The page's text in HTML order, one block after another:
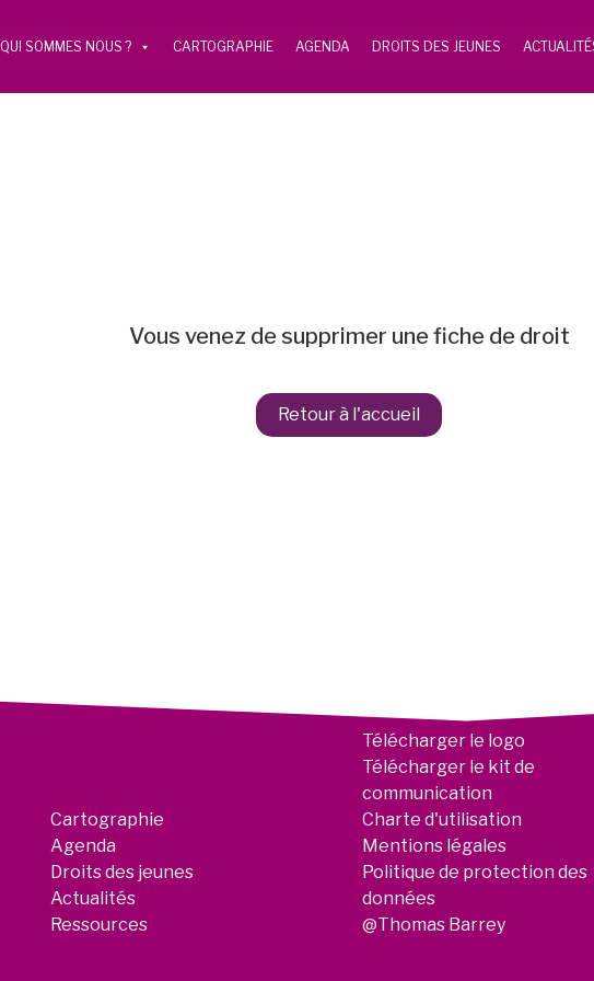
QUI SOMMES NOUS ? CARTOGRAPHIE AGENDA DROITS DES JEUNES
Vous venez de supprimer une fiche de droit
Retour à l'accueil
Cartographie
Agenda
Droits des jeunes
Actualités
Ressources
Télécharger le logo
Télécharger le kit de
communication
Charte d'utilisation
Mentions légales
Politique de protection des
données
@Thomas Barrey